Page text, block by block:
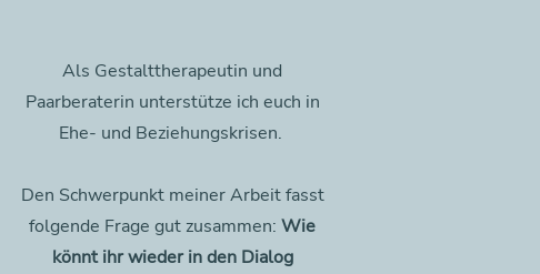
Als Gestalttherapeutin und
Paarberaterin unterstütze ich euch in
Ehe- und Beziehungskrisen.
Den Schwerpunkt meiner Arbeit fasst
folgende Frage gut zusammen: Wie
könnt ihr wieder in den Dialog